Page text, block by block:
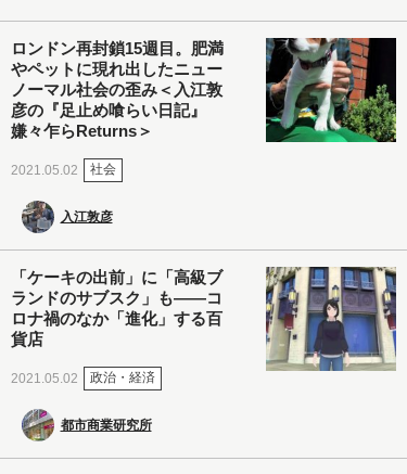
ロンドン再封鎖15週目。肥満
やペットに現れ出したニュー
ノーマル社会の歪み＜入江敦
彦の『足止め喰らい日記』
嫌々乍らReturns＞
2021.05.02 社会
入江敦彦
「ケーキの出前」に「高級ブ
ランドのサブスク」も――コ
ロナ禍のなか「進化」する百
貨店
2021.05.02 政治・経済
都市商業研究所